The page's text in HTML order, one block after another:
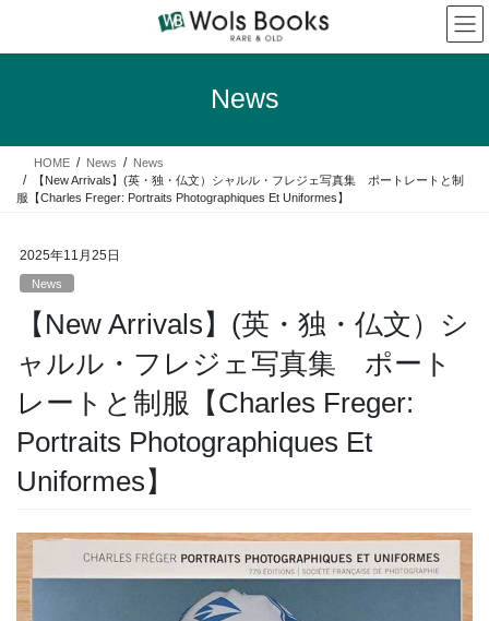
テ
ス
ゲ
ン
News
HOME News
News
【New Arrivals】(英・独・仏文）シャルル・フレジェ写真集 ポートレートと制
服【Charles Freger: Portraits Photographiques Et Uniformes】
2025年11月25日
News
【New Arrivals】(英・独・仏文）シ
ャルル・フレジェ写真集 ポート
レートと制服【Charles Freger:
Portraits Photographiques Et
Uniformes】